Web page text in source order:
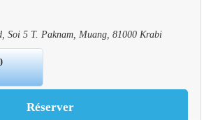
Soi 5 T. Paknam, Muang, 81000 Krabi